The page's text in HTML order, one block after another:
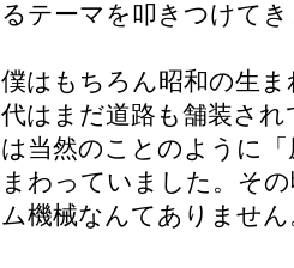
るテーマを叩きつけて
僕はもちろん昭和の生
代はまだ道路も舗装さ
は当然のことのように
まわっていました。そ
ム機械なんてありません